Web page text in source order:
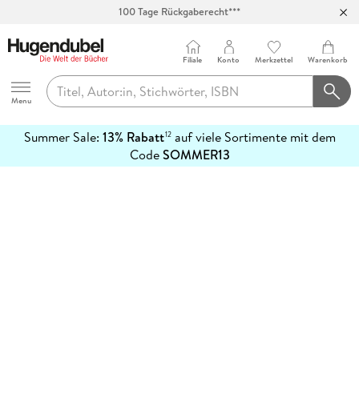
100 Tage Rückgaberecht***
Hugendubel
Menu
Filiale Konto Merkzettel Warenkorb
Summer Sale: 13% Rabatt12auf viele Sortimente mit dem
CodeSOMMER13
erfahren